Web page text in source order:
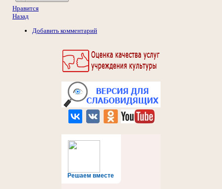
Решаем вместе
Нравится
Назад
Добавить комментарий